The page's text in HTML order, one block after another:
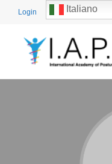
Login Italiano